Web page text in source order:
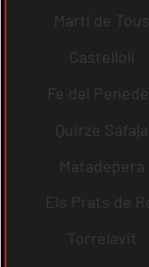
Martí de Tous
Castellolí
Fe del
Quirze Safaja
Matadepera
Els Prats de
Torrelavit